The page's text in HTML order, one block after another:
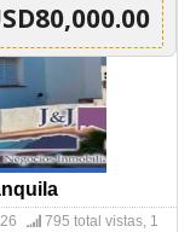
795 total vistas, 1